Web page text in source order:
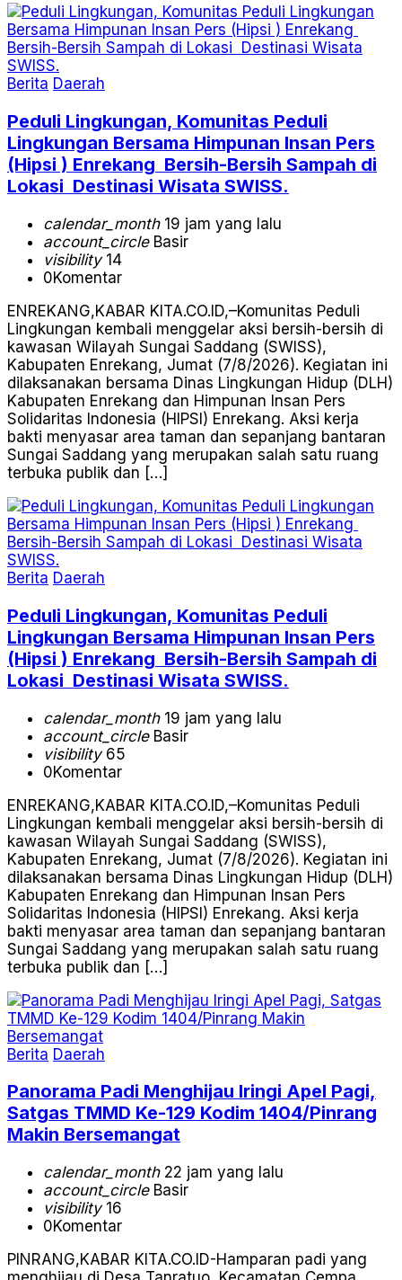
Berita Daerah
Peduli Lingkungan, Komunitas Peduli
Lingkungan Bersama Himpunan Insan Pers
(Hipsi ) Enrekang Bersih-Bersih Sampah di
Lokasi Destinasi Wisata SWISS.
calendar_month19 jam yang lalu
account_circleBasir
visibility14
0Komentar
ENREKANG,KABAR KITA.CO.ID,–Komunitas Peduli
Lingkungan kembali menggelar aksi bersih-bersih di
kawasan Wilayah Sungai Saddang (SWISS),
Kabupaten Enrekang, Jumat (7/8/2026). Kegiatan ini
dilaksanakan bersama Dinas Lingkungan Hidup (DLH)
Kabupaten Enrekang dan Himpunan Insan Pers
Solidaritas Indonesia (HIPSI) Enrekang. Aksi kerja
bakti menyasar area taman dan sepanjang bantaran
Sungai Saddang yang merupakan salah satu ruang
terbuka publik dan […]
Berita Daerah
Peduli Lingkungan, Komunitas Peduli
Lingkungan Bersama Himpunan Insan Pers
(Hipsi ) Enrekang Bersih-Bersih Sampah di
Lokasi Destinasi Wisata SWISS.
calendar_month19 jam yang lalu
account_circleBasir
visibility65
0Komentar
ENREKANG,KABAR KITA.CO.ID,–Komunitas Peduli
Lingkungan kembali menggelar aksi bersih-bersih di
kawasan Wilayah Sungai Saddang (SWISS),
Kabupaten Enrekang, Jumat (7/8/2026). Kegiatan ini
dilaksanakan bersama Dinas Lingkungan Hidup (DLH)
Kabupaten Enrekang dan Himpunan Insan Pers
Solidaritas Indonesia (HIPSI) Enrekang. Aksi kerja
bakti menyasar area taman dan sepanjang bantaran
Sungai Saddang yang merupakan salah satu ruang
terbuka publik dan […]
Berita Daerah
Panorama Padi Menghijau Iringi Apel Pagi,
Satgas TMMD Ke-129 Kodim 1404/Pinrang
Makin Bersemangat
calendar_month22 jam yang lalu
account_circleBasir
visibility16
0Komentar
PINRANG,KABAR KITA.CO.ID-Hamparan padi yang